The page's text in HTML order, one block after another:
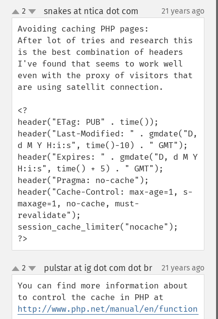
up
down
2 snakes at ntica dot com 21 years ago
Avoiding caching PHP pages:
After lot of tries and research this
is the best combination of headers
I've found that seems to work well
even with the proxy of visitors that
are using satellit connection.
<?
header("ETag: PUB" . time());
header("Last-Modified: " . gmdate("D,
d M Y H:i:s", time()-10) . " GMT");
header("Expires: " . gmdate("D, d M Y
H:i:s", time() + 5) . " GMT");
header("Pragma: no-cache");
header("Cache-Control: max-age=1, s-
maxage=1, no-cache, must-
revalidate");
session_cache_limiter("nocache");
?>
up
down
2 pulstar at ig dot com dot br¶ 21 years ago
You can find more information about
http://www.php.net/manual/en/